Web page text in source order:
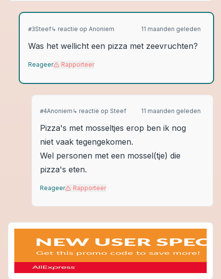
#3Steef↳ reactie op Anoniem 11 maanden geleden
Was het wellicht een pizza met zeevruchten?
Reageer Rapporteer
#4Anoniem ↳ reactie op Steef 11 maanden geleden
Pizza's met mosseltjes erop ben ik nog
niet vaak tegengekomen.
Wel personen met een mossel(tje) die
pizza's eten.
Reageer Rapporteer